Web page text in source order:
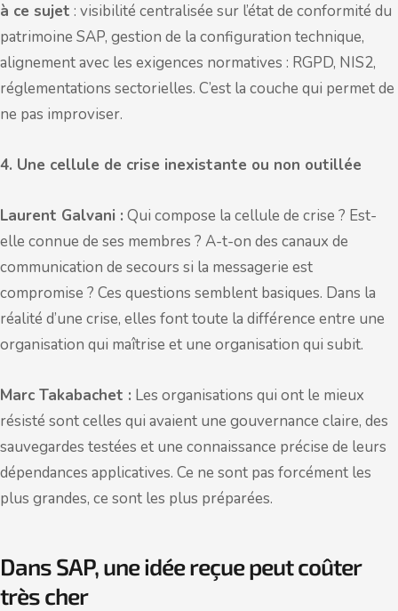
à ce sujet : visibilité centralisée sur l’état de conformité du
patrimoine SAP, gestion de la configuration technique,
alignement avec les exigences normatives : RGPD, NIS2,
réglementations sectorielles. C’est la couche qui permet de
ne pas improviser.
4. Une cellule de crise inexistante ou non outillée
Laurent Galvani : Qui compose la cellule de crise ? Est-
elle connue de ses membres ? A-t-on des canaux de
communication de secours si la messagerie est
compromise ? Ces questions semblent basiques. Dans la
réalité d’une crise, elles font toute la différence entre une
organisation qui maîtrise et une organisation qui subit.
Marc Takabachet : Les organisations qui ont le mieux
résisté sont celles qui avaient une gouvernance claire, des
sauvegardes testées et une connaissance précise de leurs
dépendances applicatives. Ce ne sont pas forcément les
plus grandes, ce sont les plus préparées.
Dans SAP, une idée reçue peut coûter
très cher